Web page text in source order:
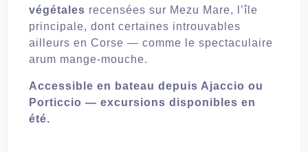
végétales recensées sur Mezu Mare, l’île
principale, dont certaines introuvables
ailleurs en Corse — comme le spectaculaire
arum mange-mouche.
Accessible en bateau depuis Ajaccio ou
Porticcio — excursions disponibles en
été.